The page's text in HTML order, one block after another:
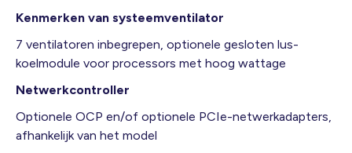
Kenmerken van systeemventilator
7 ventilatoren inbegrepen, optionele gesloten lus-
koelmodule voor processors met hoog wattage
Netwerkcontroller
Optionele OCP en/of optionele PCIe-netwerkadapters,
afhankelijk van het model